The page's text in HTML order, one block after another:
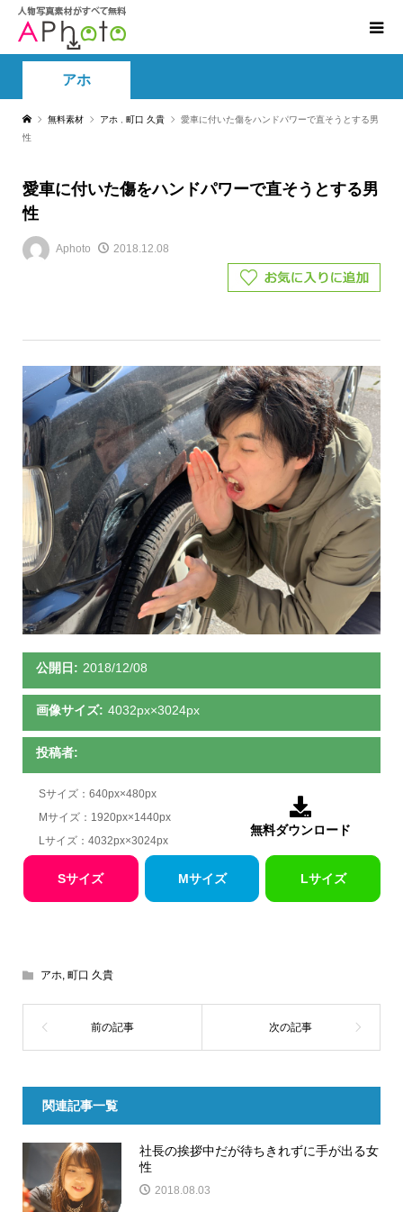
アホ
無料素材 アホ 町口 久貴
愛車に付いた傷をハンドパワーで直そうとする男
性
愛車に付いた傷をハンドパワーで直そうとする男
性
Aphoto 2018.12.08
公開日: 2018/12/08
画像サイズ: 4032px×3024px
投稿者:
Sサイズ：640px×480px
Mサイズ：1920px×1440px
Lサイズ：4032px×3024px

無料ダウンロード
Sサイズ Mサイズ Lサイズ
アホ, 町口 久貴
関連記事一覧
社長の挨拶中だが待ちきれずに手が出る女
性
2018.08.03